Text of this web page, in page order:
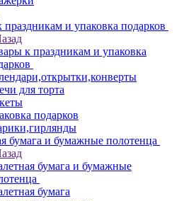
праздникам и упаковка подарков
к праздникам и упаковка
для торта
подарков
бумага и бумажные полотенца
бумага и бумажные
бумага